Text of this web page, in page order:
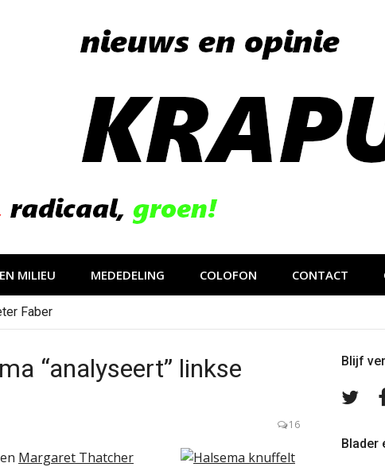
MILIEU MEDEDELING COLOFON CONTACT
Faber
“analyseert” linkse
16
Margaret Thatcher
Blijf
Volg
Blader